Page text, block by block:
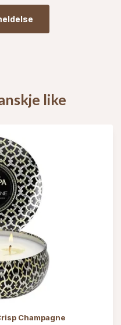
like
Champagne